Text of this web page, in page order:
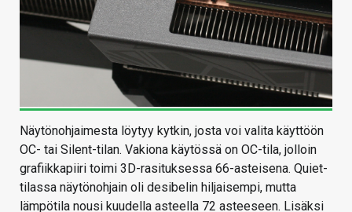
Näytönohjaimesta löytyy kytkin, josta voi valita käyttöön
OC- tai Silent-tilan. Vakiona käytössä on OC-tila, jolloin
grafiikkapiiri toimi 3D-rasituksessa 66-asteisena. Quiet-
tilassa näytönohjain oli desibelin hiljaisempi, mutta
lämpötila nousi kuudella asteella 72 asteeseen. Lisäksi